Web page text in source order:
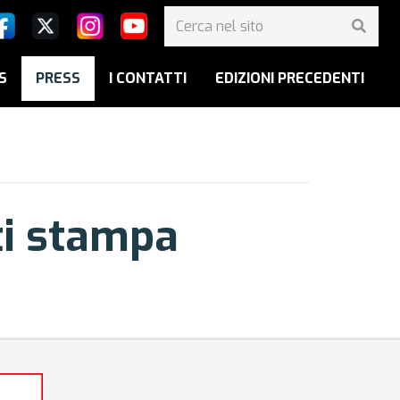
PRESS I CONTATTI EDIZIONI PRECEDENTI
stampa